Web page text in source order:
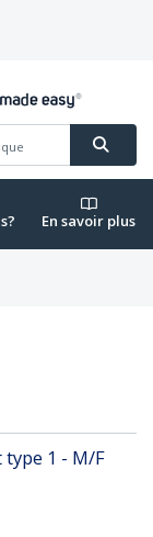
En savoir plus
type 1 - M/F